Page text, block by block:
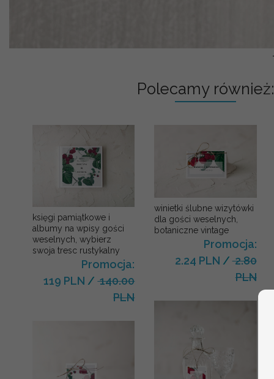
Polecamy również:
księgi pamiątkowe i
albumy na wpisy gości
weselnych, wybierz
swoja tresc rustykalny
Promocja:
119 PLN /140.00
PLN
winietki ślubne wizytówki
dla gości weselnych,
botaniczne vintage
Promocja:
2.24 PLN /2.80
PLN